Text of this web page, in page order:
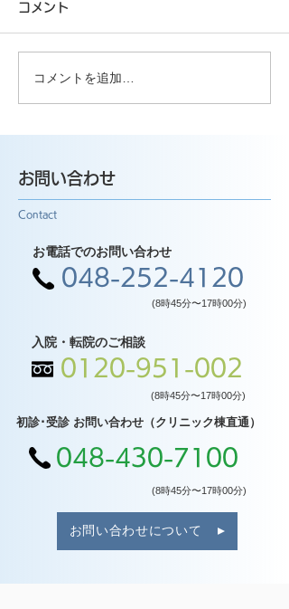
コメント
コメントを追加…
お問い合わせ
Contact
お電話でのお問い合わせ
048-252-4120
(8時45分〜17時00分)
入院・転院のご相談
0120-951-002
(8時45分〜17時00分)
初診･受診 お問い合わせ（クリニック棟直通）
048-430-7100
(8時45分〜17時00分)
お問い合わせについて